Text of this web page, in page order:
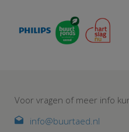
Voor vragen of meer info
info@buurtaed.nl